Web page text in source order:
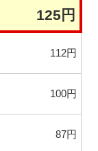
125円
112円
100円
87円